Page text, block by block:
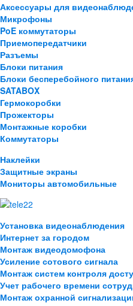
Аксессуары для
Микрофоны
PoE коммутаторы
Приемопередатчики
Разъемы
Блоки питания
Блоки бесперебойного
SATABOX
Гермокоробки
Прожекторы
Монтажные коробки
Коммутаторы
Наклейки
Защитные экраны
Мониторы автомобильные
Установка видеонаблюдения
Интернет за городом
Монтаж видеодомофона
Усиление сотового сигнала
Монтаж систем контроля
Учет рабочего времени
Монтаж охранной